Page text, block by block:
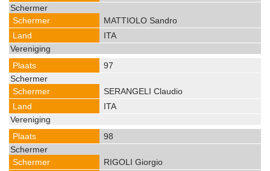
MATTIOLO Sandro
ITA
97
SERANGELI Claudio
ITA
98
RIGOLI Giorgio